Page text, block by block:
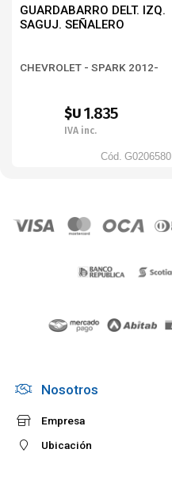
GUARDABARRO DELT. IZQ.
SAGUJ. SEÑALERO
CHEVROLET - SPARK 2012-
$U 1.835
IVA inc.
Cód. G0206580
Nosotros
Empresa
Ubicación